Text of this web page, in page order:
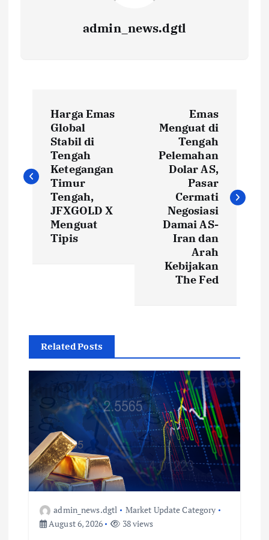
admin_news.dgtl
Harga Emas
Global
Stabil di
Tengah
Ketegangan
Timur
Tengah,
JFXGOLD X
Menguat
Tipis
Emas
Menguat di
Tengah
Pelemahan
Dolar AS,
Pasar
Cermati
Negosiasi
Damai AS-
Iran dan
Arah
Kebijakan
The Fed
Related Posts
admin_news.dgtl
Market Update Category
August 6, 2026
38 views